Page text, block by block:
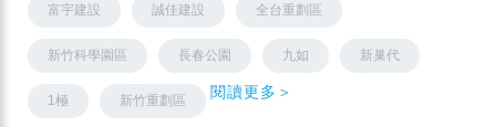
富宇建設 誠佳建設 全台重劃區
新竹科學園區 長春公園 九如 新巢代
1極 新竹重劃區 閱讀更多＞